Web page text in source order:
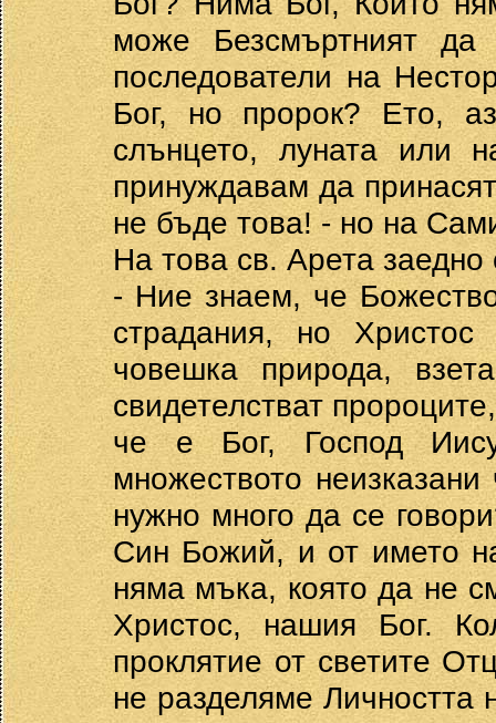
може Безсмъртният
последователи на
Бог, но пророк? Ето,
слънцето, луната или
принуждавам да
не бъде това! - но на
На това св. Арета заедно
- Ние знаем, че
страдания, но
човешка природа,
свидетелстват
че е Бог, Господ
множеството
нужно много да се
Син Божий, и от името
няма мъка, която да не
Христос, нашия Бог.
проклятие от светите
не разделяме Личността